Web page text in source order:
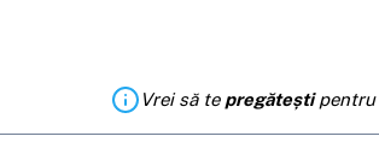
Vrei să te pregăteștipentru